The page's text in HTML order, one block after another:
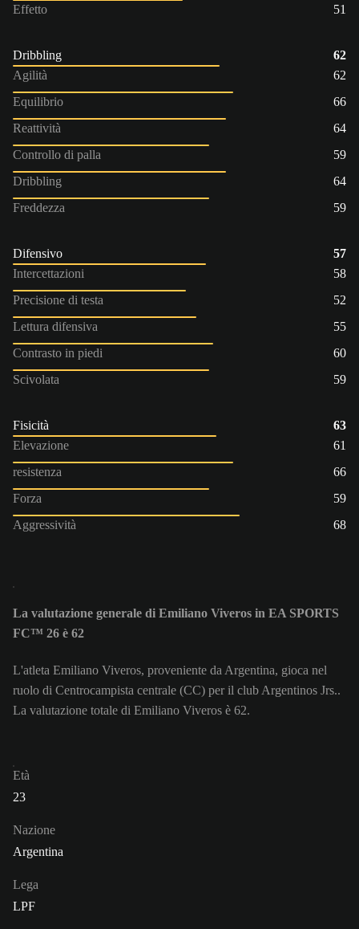
Effetto
51
Dribbling
62
Agilità
62
Equilibrio
66
Reattività
64
Controllo di palla
59
Dribbling
64
Freddezza
59
Difensivo
57
Intercettazioni
58
Precisione di testa
52
Lettura difensiva
55
Contrasto in piedi
60
Scivolata
59
Fisicità
63
Elevazione
61
resistenza
66
Forza
59
Aggressività
68
La valutazione generale di Emiliano Viveros in EA SPORTS
FC™ 26 è 62
L'atleta Emiliano Viveros, proveniente da Argentina, gioca nel
ruolo di Centrocampista centrale (CC) per il club Argentinos Jrs..
La valutazione totale di Emiliano Viveros è 62.
Età
23
Nazione
Argentina
Lega
LPF